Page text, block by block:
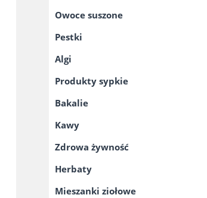
Owoce suszone
Pestki
Algi
Produkty sypkie
Bakalie
Kawy
Zdrowa żywność
Herbaty
Mieszanki ziołowe